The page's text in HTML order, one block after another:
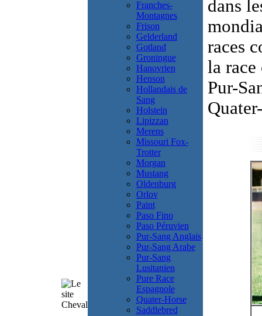
Franches-
Montagnes
Frison
Gelderland
Gotland
Groningue
Hanovrien
Henson
Hollandais de
Sang
Holstein
Lipizzan
Merens
Missouri Fox-
Trotter
Morgan
Mustang
Oldenburg
Orlov
Paint
Paso Fino
Paso Péruvien
Pur-Sang Anglais
Pur-Sang Arabe
Pur-Sang
Lusitanien
Pure Race
Espagnole
Quater-Horse
Saddlebred
dans
races
la race
Pur-